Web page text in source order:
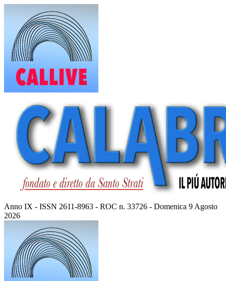
contenuto
Anno IX - ISSN 2611-8963 - ROC n. 33726 - Domenica 9 Agosto
2026